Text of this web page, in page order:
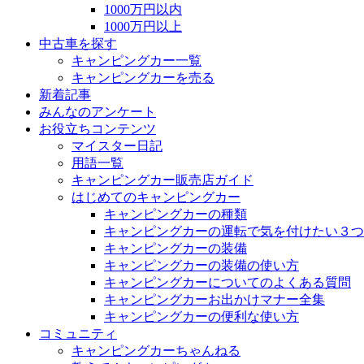
1000万円以内
1000万円以上
中古車を探す
キャンピングカー一覧
キャンピングカーを売る
新着記事
みんなのアンケート
お役立ちコンテンツ
マイスター日記
用語一覧
キャンピングカー販売店ガイド
はじめてのキャンピングカー
キャンピングカーの種類
キャンピングカーの運転で気を付けたい３
キャンピングカーの装備
キャンピングカーの装備の使い方
キャンピングカーについてのよくある質問
キャンピングカーお出かけマナー全集
キャンピングカーの便利な使い方
コミュニティ
キャンピングカーちゃんねる